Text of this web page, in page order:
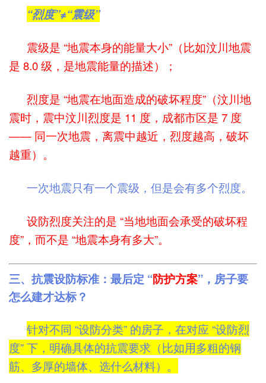
“烈度”≠“震级”
震级是 “地震本身的能量大小”（比如汶川地震
是 8.0 级，是地震能量的描述）；
烈度是 “地震在地面造成的破坏程度”（汶川地
震时，震中汶川烈度是 11 度，成都市区是 7 度
—— 同一次地震，离震中越近，烈度越高，破坏
越重）。
一次地震只有一个震级，但是会有多个烈度。
设防烈度关注的是 “当地地面会承受的破坏程
度”，而不是 “地震本身有多大”。
三、抗震设防标准：最后定 “防护方案”，房子要
怎么建才达标？
针对不同 “设防分类” 的房子，在对应 “设防烈
度” 下，明确具体的抗震要求（比如用多粗的钢
筋、多厚的墙体、选什么材料）。